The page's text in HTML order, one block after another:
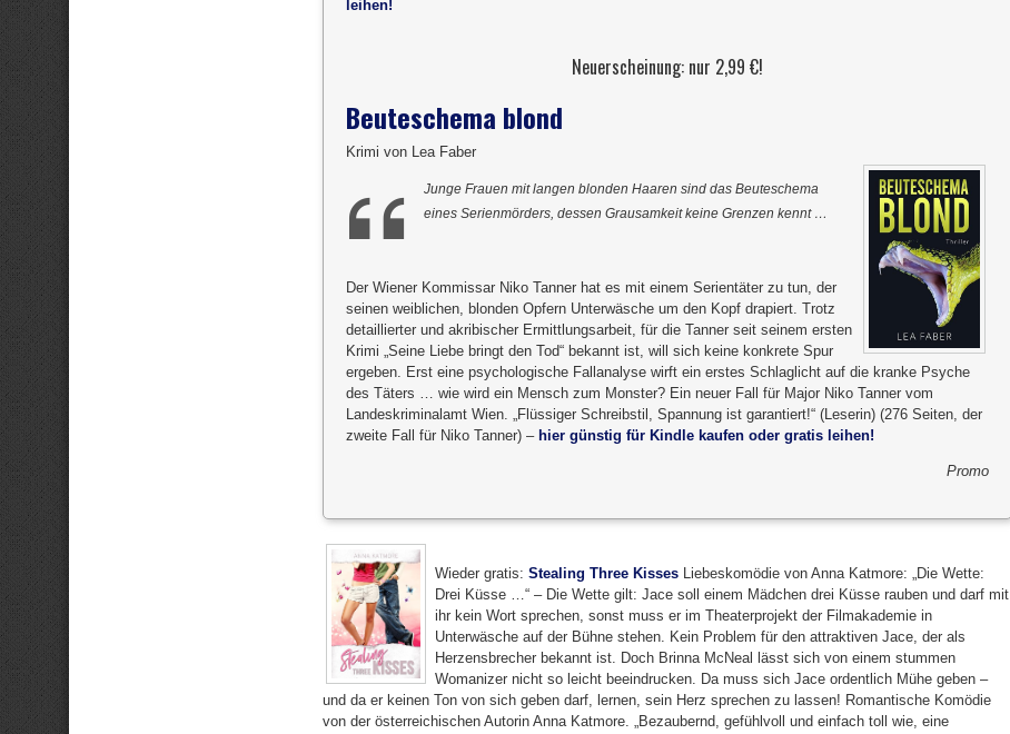
leihen!
Neuerscheinung: nur 2,99 €!
Beuteschema blond
Krimi von Lea Faber
Junge Frauen mit langen blonden Haaren sind das Beuteschema
eines Serienmörders, dessen Grausamkeit keine Grenzen kennt …
Der Wiener Kommissar Niko Tanner hat es mit einem Serientäter zu tun, der
seinen weiblichen, blonden Opfern Unterwäsche um den Kopf drapiert. Trotz
detaillierter und akribischer Ermittlungsarbeit, für die Tanner seit seinem ersten
Krimi „Seine Liebe bringt den Tod“ bekannt ist, will sich keine konkrete Spur
ergeben. Erst eine psychologische Fallanalyse wirft ein erstes Schlaglicht auf die kranke Psyche
des Täters … wie wird ein Mensch zum Monster? Ein neuer Fall für Major Niko Tanner vom
Landeskriminalamt Wien. „Flüssiger Schreibstil, Spannung ist garantiert!“ (Leserin) (276 Seiten, der
zweite Fall für Niko Tanner) – hier günstig für Kindle kaufen oder gratis leihen!
Promo
Wieder gratis: Stealing Three Kisses Liebeskomödie von Anna Katmore: „Die Wette:
Drei Küsse …“ – Die Wette gilt: Jace soll einem Mädchen drei Küsse rauben und darf mit
ihr kein Wort sprechen, sonst muss er im Theaterprojekt der Filmakademie in
Unterwäsche auf der Bühne stehen. Kein Problem für den attraktiven Jace, der als
Herzensbrecher bekannt ist. Doch Brinna McNeal lässt sich von einem stummen
Womanizer nicht so leicht beeindrucken. Da muss sich Jace ordentlich Mühe geben –
und da er keinen Ton von sich geben darf, lernen, sein Herz sprechen zu lassen! Romantische Komödie
von der österreichischen Autorin Anna Katmore. „Bezaubernd, gefühlvoll und einfach toll wie, eine